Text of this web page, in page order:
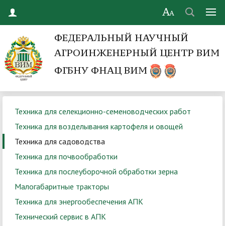
ФЕДЕРАЛЬНЫЙ НАУЧНЫЙ
АГРОИНЖЕНЕРНЫЙ ЦЕНТР ВИМ
ФГБНУ ФНАЦ ВИМ
Техника для селекционно-семеноводческих работ
Техника для возделывания картофеля и овощей
Техника для садоводства
Техника для почвообработки
Техника для послеуборочной обработки зерна
Малогабаритные тракторы
Техника для энергообеспечения АПК
Технический сервис в АПК